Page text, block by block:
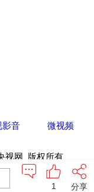
影音
微视频
视网 版权所有
分享
1